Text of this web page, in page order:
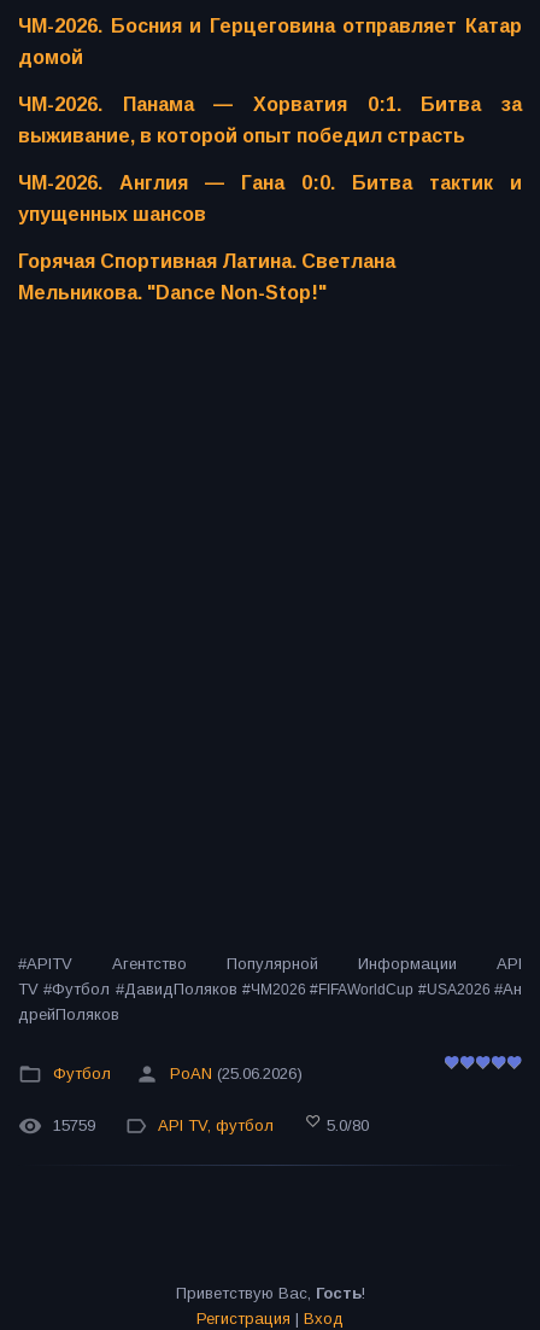
ЧМ-2026. Босния и Герцеговина отправляет Катар
домой
ЧМ-2026. Панама — Хорватия 0:1. Битва за
выживание, в которой опыт победил страсть
ЧМ-2026. Англия — Гана 0:0. Битва тактик и
упущенных шансов
Горячая Спортивная Латина. Светлана
Мельникова. "Dance Non-Stop!"
#APITV Агентство Популярной Информации API
TV #Футбол #ДавидПоляков #ЧМ2026 #FIFAWorldCup #USA2026 #Ан
дрейПоляков
Футбол PoAN (25.06.2026)
15759 API TV, футбол 5.0/80
Приветствую Вас, Гость!
Регистрация | Вход